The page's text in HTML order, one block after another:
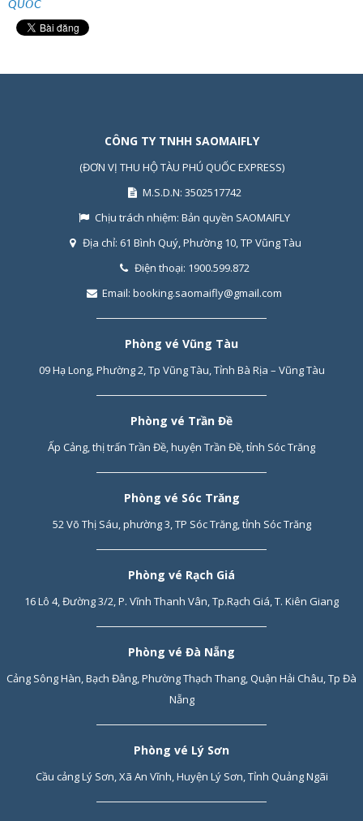
QUỐC
CÔNG TY TNHH SAOMAIFLY
(ĐƠN VỊ THU HỘ TÀU PHÚ QUỐC EXPRESS)
M.S.D.N: 3502517742
Chịu trách nhiệm: Bản quyền SAOMAIFLY
Địa chỉ: 61 Bình Quý, Phường 10, TP Vũng Tàu
Điện thoại: 1900.599.872
Email: booking.saomaifly@gmail.com
Phòng vé Vũng Tàu
09 Hạ Long, Phường 2, Tp Vũng Tàu, Tỉnh Bà Rịa – Vũng Tàu
Phòng vé Trần Đề
Ấp Cảng, thị trấn Trần Đề, huyện Trần Đề, tỉnh Sóc Trăng
Phòng vé Sóc Trăng
52 Võ Thị Sáu, phường 3, TP Sóc Trăng, tỉnh Sóc Trăng
Phòng vé Rạch Giá
16 Lô 4, Đường 3/2, P. Vĩnh Thanh Vân, Tp.Rạch Giá, T. Kiên Giang
Phòng vé Đà Nẵng
Cảng Sông Hàn, Bạch Đằng, Phường Thạch Thang, Quận Hải Châu, Tp Đà
Nẵng
Phòng vé Lý Sơn
Cầu cảng Lý Sơn, Xã An Vĩnh, Huyện Lý Sơn, Tỉnh Quảng Ngãi